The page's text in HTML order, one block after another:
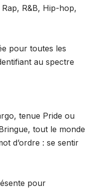
R&B, Hip-hop,
pour toutes les
au spectre
tenue Pride ou
tout le monde
d’ordre : se sentir
pour